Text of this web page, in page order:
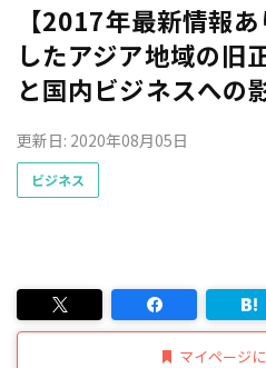
【2017年最新情報
したアジア地域の旧
と国内ビジネスへの
更新日: 2020年08月05日
ビジネス
マイページ